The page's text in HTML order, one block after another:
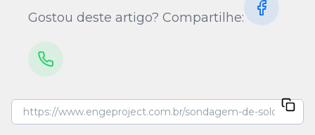
Gostou deste artigo? Compartilhe: